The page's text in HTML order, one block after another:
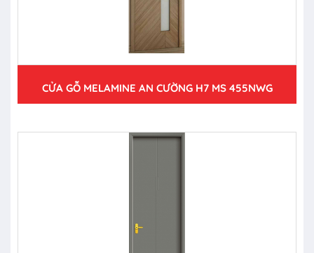
CỬA GỖ MELAMINE AN CƯỜNG H7 MS 455NWG